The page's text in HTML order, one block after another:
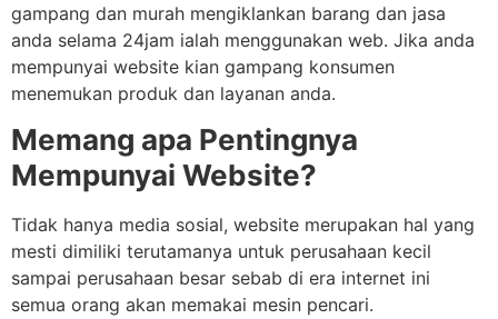
gampang dan murah mengiklankan barang dan jasa
anda selama 24jam ialah menggunakan web. Jika anda
mempunyai website kian gampang konsumen
menemukan produk dan layanan anda.
Memang apa Pentingnya
Mempunyai Website?
Tidak hanya media sosial, website merupakan hal yang
mesti dimiliki terutamanya untuk perusahaan kecil
sampai perusahaan besar sebab di era internet ini
semua orang akan memakai mesin pencari.